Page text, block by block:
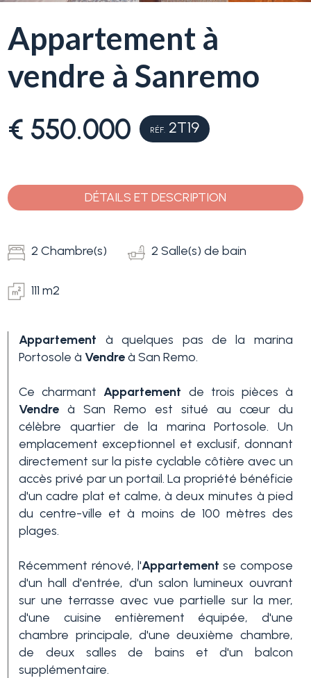
Appartement à
vendre à Sanremo
€ 550.000 RÉF. 2T19
DÉTAILS ET DESCRIPTION
2 Chambre(s) 2 Salle(s) de bain
111 m2
Appartement à quelques pas de la marina
Portosole à Vendreà San Remo.
Ce charmantAppartement de trois pièces à
Vendre à San Remo est situé au cœur du
célèbre quartier de la marina Portosole. Un
emplacement exceptionnel et exclusif, donnant
directement sur la piste cyclable côtière avec un
accès privé par un portail. La propriété bénéficie
d'un cadre plat et calme, à deux minutes à pied
du centre-ville et à moins de 100 mètres des
plages.
Récemment rénové, l'Appartement se compose
d'un hall d'entrée, d'un salon lumineux ouvrant
sur une terrasse avec vue partielle sur la mer,
d'une cuisine entièrement équipée, d'une
chambre principale, d'une deuxième chambre,
de deux salles de bains et d'un balcon
supplémentaire.
Ligurie
Ventes
(0 )
Typologie
-
Terrains
Chambres
min.
N'importe quel
1
2
3+